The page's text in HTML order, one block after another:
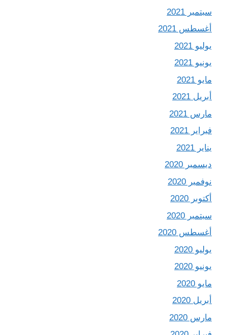
سبتمبر 2021
أغسطس 2021
يوليو 2021
يونيو 2021
مايو 2021
أبريل 2021
مارس 2021
فبراير 2021
يناير 2021
ديسمبر 2020
نوفمبر 2020
أكتوبر 2020
سبتمبر 2020
أغسطس 2020
يوليو 2020
يونيو 2020
مايو 2020
أبريل 2020
مارس 2020